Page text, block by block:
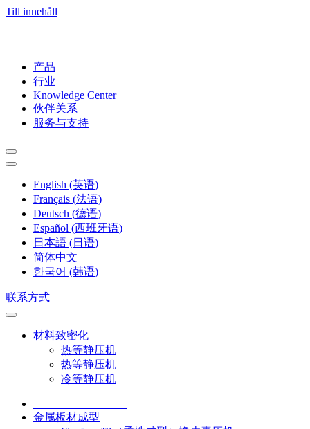
Till innehåll
产品
行业
Knowledge Center
伙伴关系
服务与支持
English (英语)
Français (法语)
Deutsch (德语)
Español (西班牙语)
日本語 (日语)
简体中文
한국어 (韩语)
联系方式
材料致密化
热等静压机
热等静压机
冷等静压机
–––––––––––––––––
金属板材成型